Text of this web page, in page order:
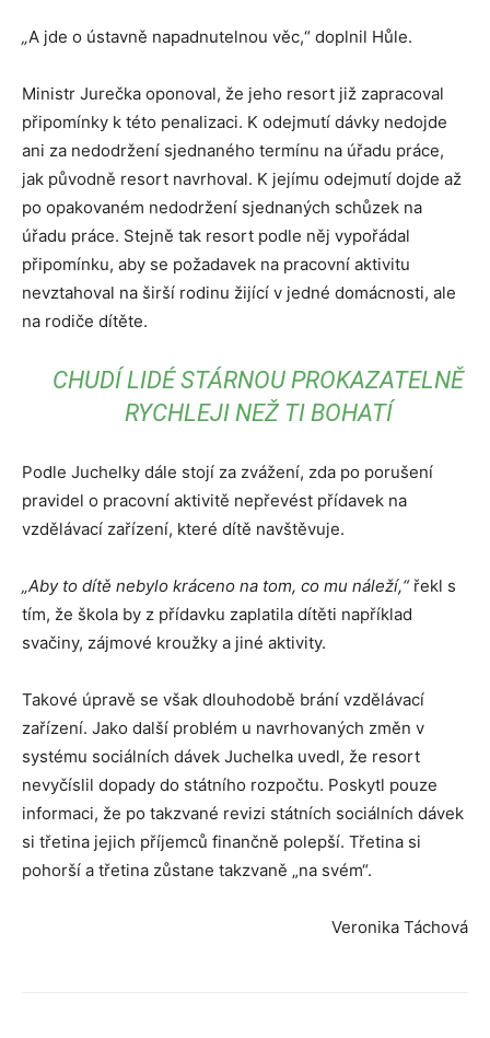
„A jde o ústavně napadnutelnou věc,“ doplnil Hůle.
Ministr Jurečka oponoval, že jeho resort již zapracoval
připomínky k této penalizaci. K odejmutí dávky nedojde
ani za nedodržení sjednaného termínu na úřadu práce,
jak původně resort navrhoval. K jejímu odejmutí dojde až
po opakovaném nedodržení sjednaných schůzek na
úřadu práce. Stejně tak resort podle něj vypořádal
připomínku, aby se požadavek na pracovní aktivitu
nevztahoval na širší rodinu žijící v jedné domácnosti, ale
na rodiče dítěte.
CHUDÍ LIDÉ STÁRNOU PROKAZATELNĚ
RYCHLEJI NEŽ TI BOHATÍ
Podle Juchelky dále stojí za zvážení, zda po porušení
pravidel o pracovní aktivitě nepřevést přídavek na
vzdělávací zařízení, které dítě navštěvuje.
„Aby to dítě nebylo kráceno na tom, co mu náleží,“ řekl s
tím, že škola by z přídavku zaplatila dítěti například
svačiny, zájmové kroužky a jiné aktivity.
Takové úpravě se však dlouhodobě brání vzdělávací
zařízení. Jako další problém u navrhovaných změn v
systému sociálních dávek Juchelka uvedl, že resort
nevyčíslil dopady do státního rozpočtu. Poskytl pouze
informaci, že po takzvané revizi státních sociálních dávek
si třetina jejich příjemců finančně polepší. Třetina si
pohorší a třetina zůstane takzvaně „na svém“.
Veronika Táchová